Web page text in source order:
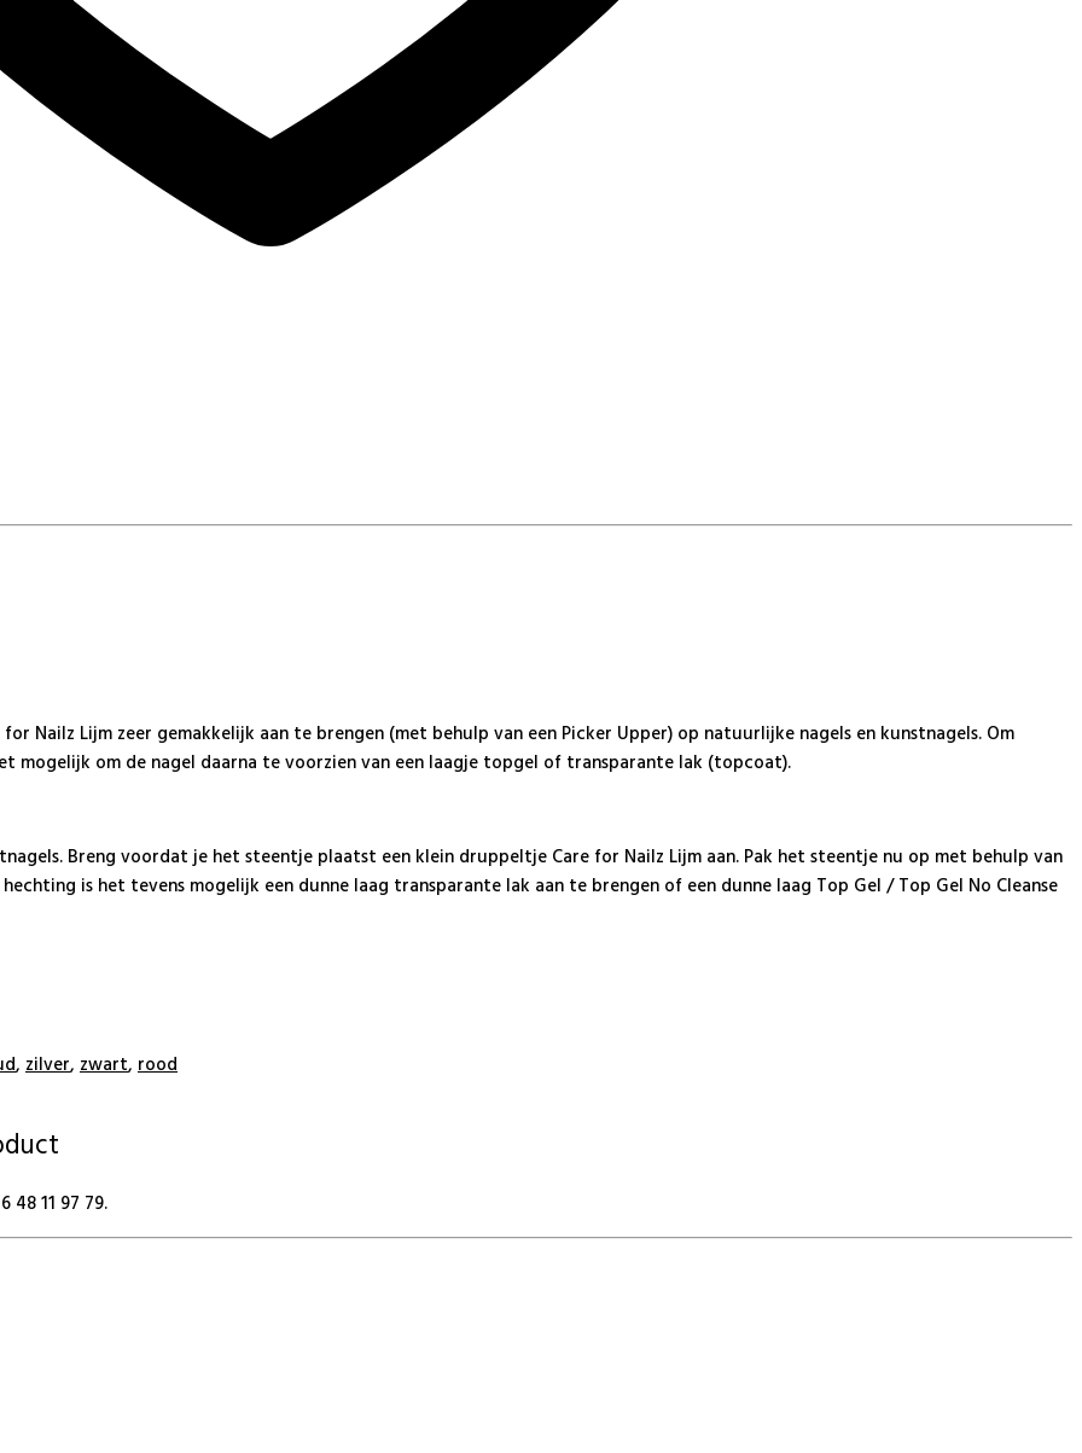
Nailz Lijm zeer gemakkelijk aan te brengen (met behulp van een Picker Upper) op natuurlijke nagels en kunstnagels. Om
mogelijk om de nagel daarna te voorzien van een laagje topgel of transparante lak (topcoat).
Breng voordat je het steentje plaatst een klein druppeltje Care for Nailz Lijm aan. Pak het steentje nu op met behulp van
is het tevens mogelijk een dunne laag transparante lak aan te brengen of een dunne laag Top Gel / Top Gel No Cleanse
, zilver, zwart, rood
11 97 79.